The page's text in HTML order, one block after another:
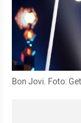
Bon Jovi. Foto: